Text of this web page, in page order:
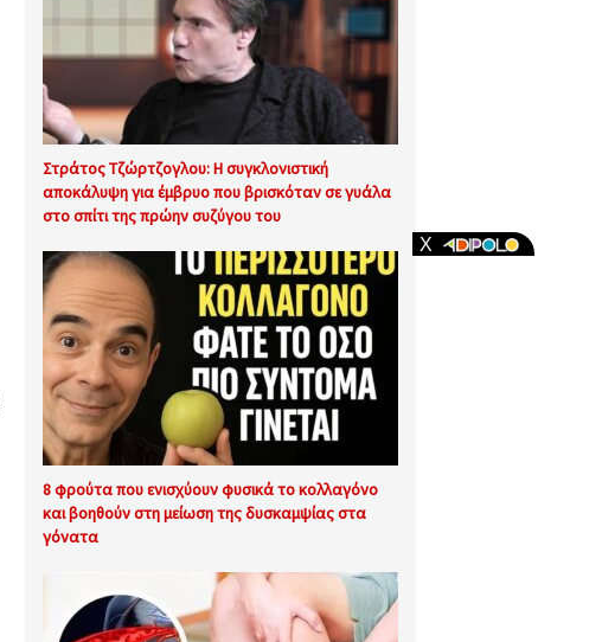
Στράτος Τζώρτζογλου: Η συγκλονιστική
αποκάλυψη για έμβρυο που βρισκόταν σε γυάλα
στο σπίτι της πρώην συζύγου του
8 φρούτα που ενισχύουν φυσικά το κολλαγόνο
και βοηθούν στη μείωση της δυσκαμψίας στα
γόνατα